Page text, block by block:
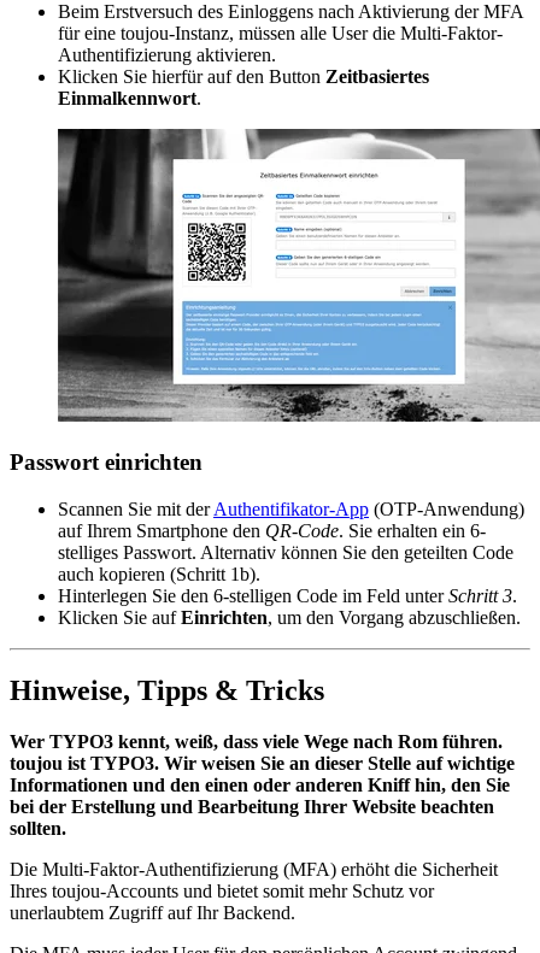
Beim Erstversuch des Einloggens nach Aktivierung der MFA
für eine toujou-Instanz, müssen alle User die Multi-Faktor-
Authentifizierung aktivieren.
Klicken Sie hierfür auf den Button Zeitbasiertes
Einmalkennwort.
Passwort einrichten
Scannen Sie mit derAuthentifikator-App (OTP-Anwendung)
auf Ihrem Smartphone den QR-Code. Sie erhalten ein 6-
stelliges Passwort. Alternativ können Sie den geteilten Code
auch kopieren (Schritt 1b).
Hinterlegen Sie den 6-stelligen Code im Feld unterSchritt 3.
Klicken Sie aufEinrichten, um den Vorgang abzuschließen.
Hinweise, Tipps & Tricks
Wer TYPO3 kennt, weiß, dass viele Wege nach Rom führen.
toujou ist TYPO3. Wir weisen Sie an dieser Stelle auf wichtige
Informationen und den einen oder anderen Kniff hin, den Sie
bei der Erstellung und Bearbeitung Ihrer Website beachten
sollten.
Die Multi-Faktor-Authentifizierung (MFA) erhöht die Sicherheit
Ihres toujou-Accounts und bietet somit mehr Schutz vor
unerlaubtem Zugriff auf Ihr Backend.